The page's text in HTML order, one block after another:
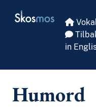
Skosmos
in
Humord
Religionsvitenskap
Rettsvitenskap
Bygdeforskning
Kjønnsforskning